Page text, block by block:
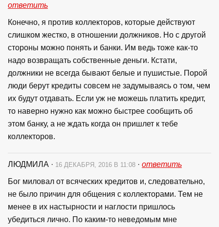
ответить
Конечно, я против коллекторов, которые действуют
слишком жестко, в отношении должников. Но с другой
стороны можно понять и банки. Им ведь тоже как-то
надо возвращать собственные деньги. Кстати,
должники не всегда бывают белые и пушистые. Порой
люди берут кредиты совсем не задумываясь о том, чем
их будут отдавать. Если уж не можешь платить кредит,
то наверно нужно как можно быстрее сообщить об
этом банку, а не ждать когда он пришлет к тебе
коллекторов.
ЛЮДМИЛА · 16 ДЕКАБРЯ, 2016 В 11:08 · ответить
Бог миловал от всяческих кредитов и, следовательно,
не было причин для общения с коллекторами. Тем не
менее в их настырности и наглости пришлось
убедиться лично. По каким-то неведомым мне